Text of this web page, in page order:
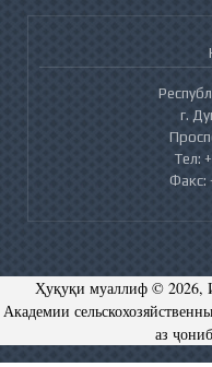
г.
Тел:
Факс:
Ҳуқуқи муаллиф © 2026,
Академии
аз